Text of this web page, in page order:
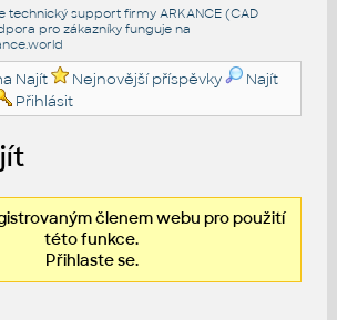
technický support firmy ARKANCE (CAD
pro zákazníky funguje na
Najít Nejnovější příspěvky
Najít
Přihlásit
členem webu pro použití
této funkce.
Přihlaste se.